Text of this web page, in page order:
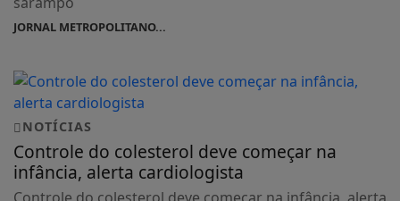
JORNAL METROPOLITANO...
NOTÍCIAS
Controle do colesterol deve começar na
infância, alerta cardiologista